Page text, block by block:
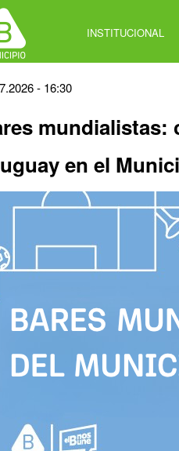
INSTITUCIONAL
- 16:30
mundialistas:
en el